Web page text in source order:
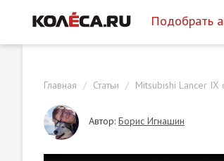
Подобрать
Главная Статьи Mitsubishi Lancer IX
Автор: Борис Игнашин